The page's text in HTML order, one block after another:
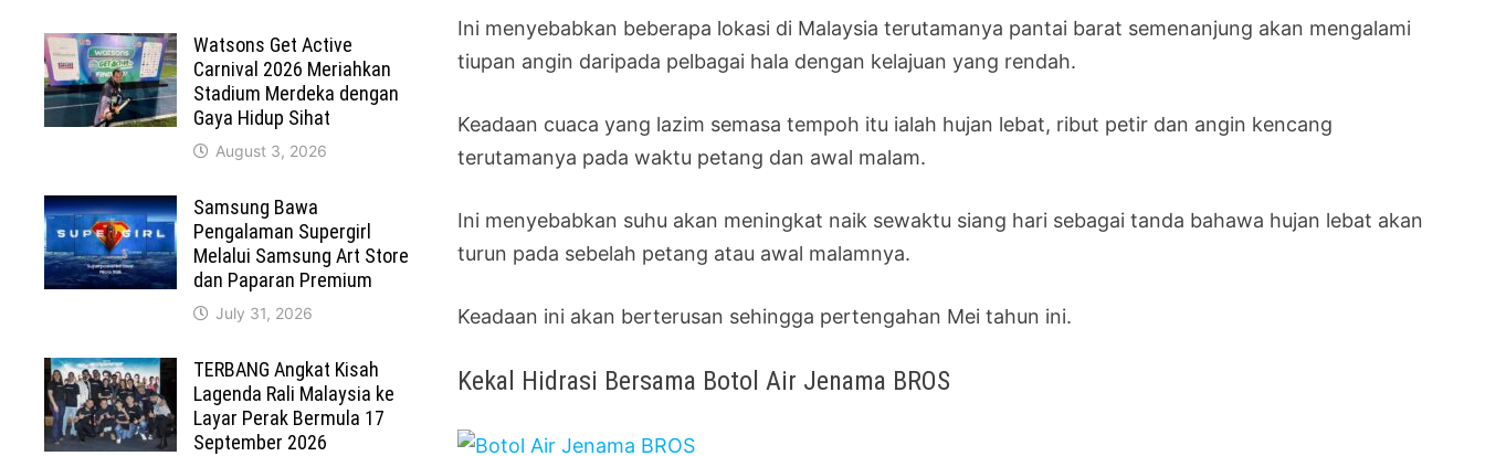
Ini menyebabkan beberapa lokasi di Malaysia terutamanya pantai barat semenanjung akan mengalami
tiupan angin daripada pelbagai hala dengan kelajuan yang rendah.
Keadaan cuaca yang lazim semasa tempoh itu ialah hujan lebat, ribut petir dan angin kencang
terutamanya pada waktu petang dan awal malam.
Ini menyebabkan suhu akan meningkat naik sewaktu siang hari sebagai tanda bahawa hujan lebat akan
turun pada sebelah petang atau awal malamnya.
Keadaan ini akan berterusan sehingga pertengahan Mei tahun ini.
Kekal Hidrasi Bersama Botol Air Jenama BROS
Watsons Get Active
Carnival 2026 Meriahkan
Stadium Merdeka dengan
Gaya Hidup Sihat
August 3, 2026
Samsung Bawa
Pengalaman Supergirl
Melalui Samsung Art Store
dan Paparan Premium
July 31, 2026
TERBANG Angkat Kisah
Lagenda Rali Malaysia ke
Layar Perak Bermula 17
September 2026